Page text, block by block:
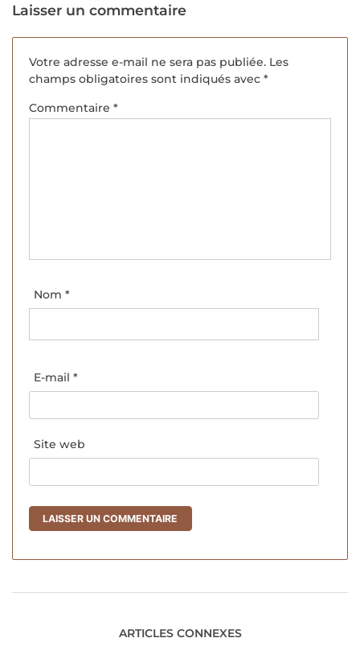
Laisser un commentaire
Votre adresse e-mail ne sera pas publiée. Les
champs obligatoires sont indiqués avec *
Commentaire *
Nom *
E-mail *
Site web
ARTICLES CONNEXES